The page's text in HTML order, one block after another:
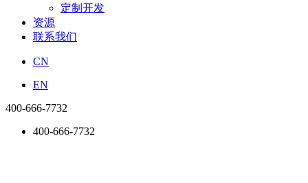
定制开发
资源
联系我们
CN
EN
400-666-7732
400-666-7732